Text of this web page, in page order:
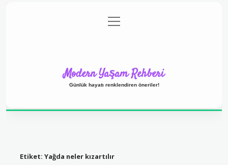
Gizlilik Politikası
menüyü
aç
Modern Yaşam Rehberi
Günlük hayatı renklendiren öneriler!
Etiket: Yağda neler kızartılır